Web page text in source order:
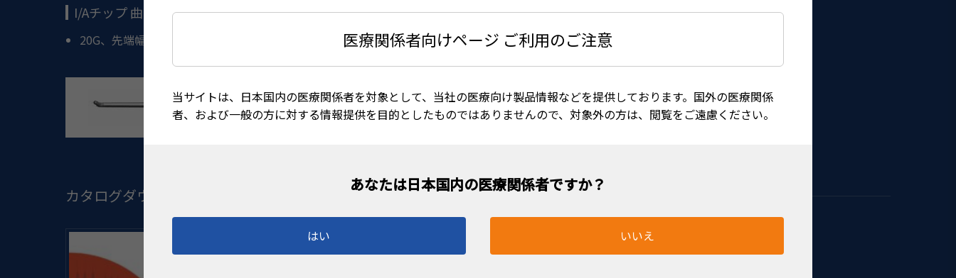
医療関係者向けページ ご利用のご注意
当サイトは、日本国内の医療関係者を対象として、当社の医療向け製品情報などを提供しております。国外の医療関係
者、および一般の方に対する情報提供を目的としたものではありませんので、対象外の方は、閲覧をご遠慮ください。
はい いいえ
I/Aチップ 曲
20G、先端幅0.9mm、ポート径0.3×0.2mm 楕円
カタログダウンロード